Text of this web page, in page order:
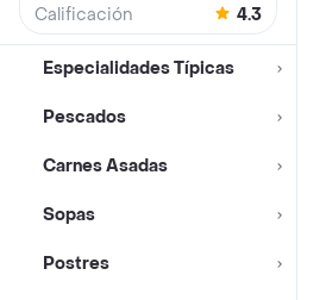
Calificación 4.3
Especialidades Típicas
Pescados
Carnes Asadas
Sopas
Postres